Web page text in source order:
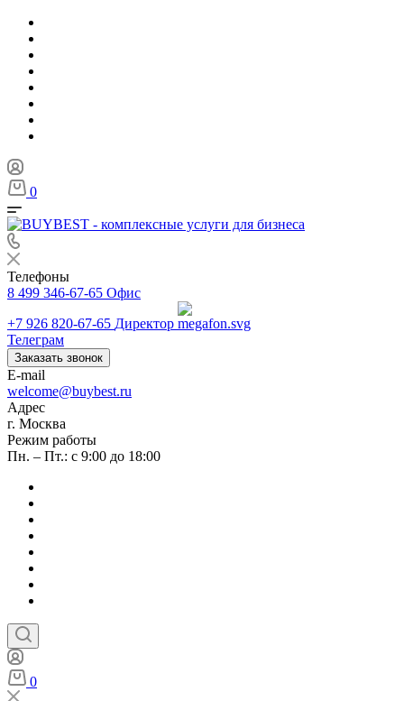
0
Телефоны
8 499 346-67-65 Офис
+7 926 820-67-65 Директор
Телеграм
Заказать звонок
E-mail
welcome@buybest.ru
Адрес
г. Москва
Режим работы
Пн. – Пт.: с 9:00 до 18:00
0